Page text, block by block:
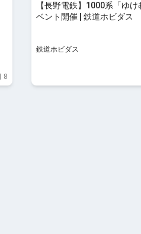
8
【長野電鉄】1000系「ゆ
ベント開催 | 鉄道ホビダス
鉄道ホビダス